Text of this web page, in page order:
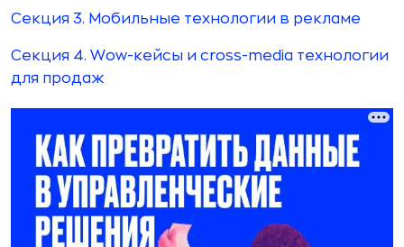
Секция 3. Мобильные технологии в рекламе
Секция 4. Wow-кейсы и cross-media технологии
для продаж